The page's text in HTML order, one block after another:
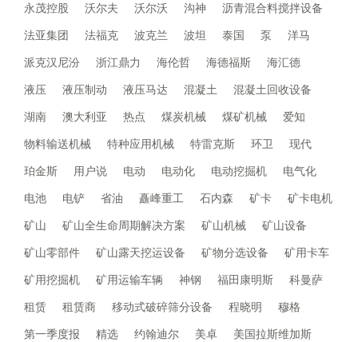
永茂控股
沃尔夫 沃尔沃 沟神
沥青混合料搅拌设备
法亚集团
法福克 波克兰 波坦 泰国 泵
洋马
派克汉尼汾
浙江鼎力 海伦哲 海德福斯
海汇德
液压
液压制动 液压马达 混凝土
混凝土回收设备
湖南
澳大利亚 热点 煤炭机械 煤矿机械
爱知
物料输送机械
特种应用机械 特雷克斯 环卫
现代
珀金斯
用户说 电动 电动化 电动挖掘机
电气化
电池
电铲 省油 矗峰重工 石内森 矿卡
矿卡电机
矿山
矿山全生命周期解决方案 矿山机械
矿山设备
矿山零部件
矿山露天挖运设备 矿物分选设备
矿用卡车
矿用挖掘机
矿用运输车辆 神钢 福田康明斯
科曼萨
租赁
租赁商 移动式破碎筛分设备 程晓明
穆格
第一季度报
精选 约翰迪尔 美卓
美国拉斯维加斯